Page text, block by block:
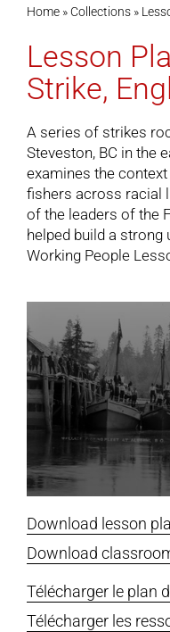
Cart
Home» Collections»
Lesson
Strike,
A series of strikes
Steveston, BC in the
examines the
fishers across racial
of the leaders of the
helped build a strong
Working People
Download lesson
Download
Télécharger le plan
Télécharger les